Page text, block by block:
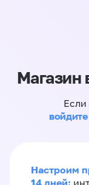
Магазин
Если
Настроим
14 дней: